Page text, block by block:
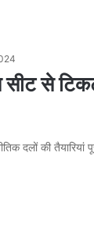
सीट से
दलों की